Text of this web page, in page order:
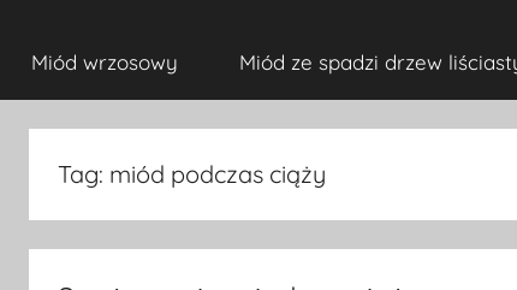
Miód wrzosowy Miód ze spadzi drzew
Tag: miód podczas ciąży